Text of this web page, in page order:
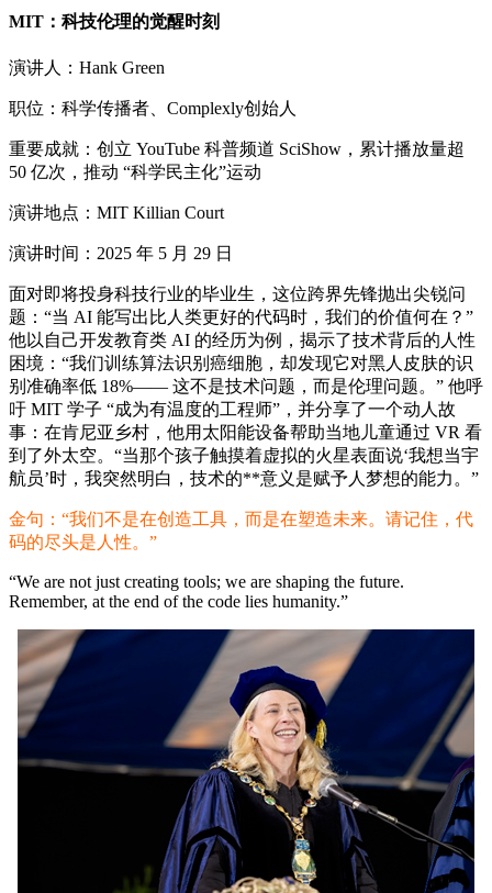
MIT：科技伦理的觉醒时刻
演讲人：Hank Green
职位：科学传播者、Complexly创始人
重要成就：创立 YouTube 科普频道 SciShow，累计播放量超
50 亿次，推动 “科学民主化”运动
演讲地点：MIT Killian Court
演讲时间：2025 年 5 月 29 日
面对即将投身科技行业的毕业生，这位跨界先锋抛出尖锐问
题：“当 AI 能写出比人类更好的代码时，我们的价值何在？”
他以自己开发教育类 AI 的经历为例，揭示了技术背后的人性
困境：“我们训练算法识别癌细胞，却发现它对黑人皮肤的识
别准确率低 18%—— 这不是技术问题，而是伦理问题。” 他呼
吁 MIT 学子 “成为有温度的工程师”，并分享了一个动人故
事：在肯尼亚乡村，他用太阳能设备帮助当地儿童通过 VR 看
到了外太空。“当那个孩子触摸着虚拟的火星表面说‘我想当宇
航员’时，我突然明白，技术的**意义是赋予人梦想的能力。”
金句：“我们不是在创造工具，而是在塑造未来。请记住，代
码的尽头是人性。”
“We are not just creating tools; we are shaping the future.
Remember, at the end of the code lies humanity.”